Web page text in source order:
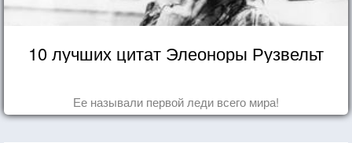
10 лучших цитат Элеоноры Рузвельт
Ее называли первой леди всего мира!